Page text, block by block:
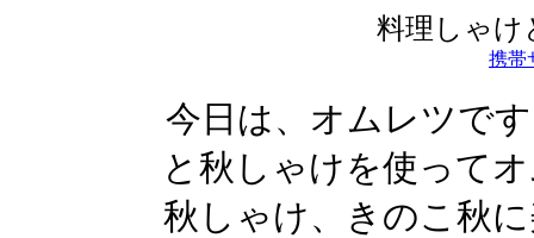
料理しゃけ
携帯
今日は、オムレツで
と秋しゃけを使って
秋しゃけ、きのこ秋